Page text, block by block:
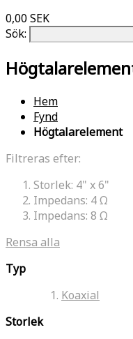
0,00 SEK
Sök:
Hem
Fynd
Högtalarelement
Filtreras efter:
Storlek: 4" x 6"
Impedans: 4 Ω
Impedans: 8 Ω
Rensa alla
Typ
Koaxial
Storlek